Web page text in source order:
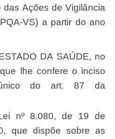
das Ações de Vigilância
VS) a partir do ano
lhe confere o inciso
do art. 87 da
que dispõe sobre as